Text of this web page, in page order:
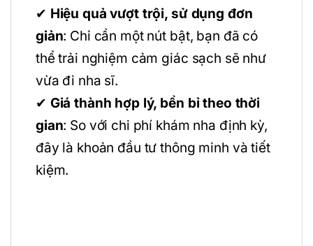
✔ Hiệu quả vượt trội, sử dụng đơn
giản: Chỉ cần một nút bật, bạn đã có
thể trải nghiệm cảm giác sạch sẽ như
vừa đi nha sĩ.
✔ Giá thành hợp lý, bền bỉ theo thời
gian: So với chi phí khám nha định kỳ,
đây là khoản đầu tư thông minh và tiết
kiệm.